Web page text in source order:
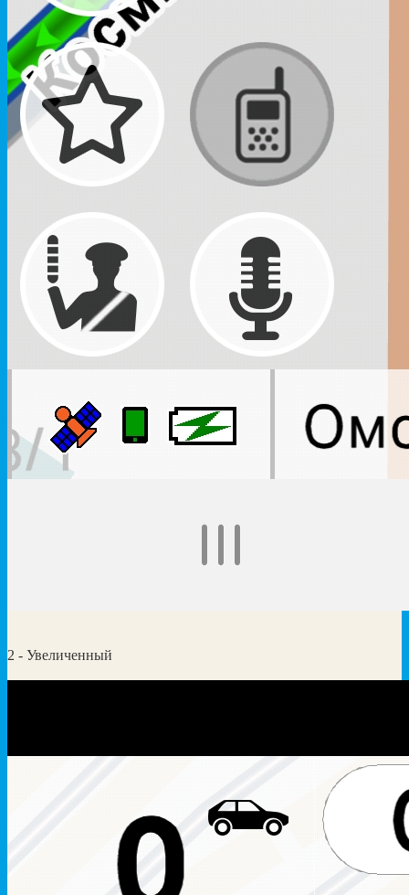
2 - Увеличенный